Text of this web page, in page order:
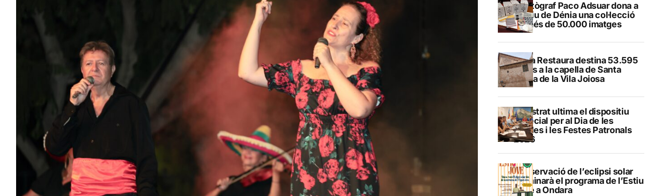
El fotògraf Paco Adsuar dona a
l’Arxiu de Dénia una col·lecció
de més de 50.000 imatges
El Pla Restaura destina 53.595
euros a la capella de Santa
Marta de la Vila Joiosa
Finestrat ultima el dispositiu
especial per al Dia de les
Paelles i les Festes Patronals
2026
L’observació de l’eclipsi solar
culminarà el programa de l’Estiu
Jove a Ondara